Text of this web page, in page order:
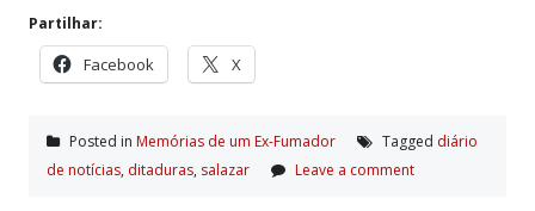
Partilhar:
Facebook X
Posted in Memórias de um Ex-Fumador Tagged diário
de notí­cias, ditaduras, salazar Leave a comment